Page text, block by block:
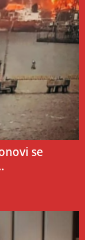
se